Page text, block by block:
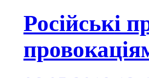
Російські